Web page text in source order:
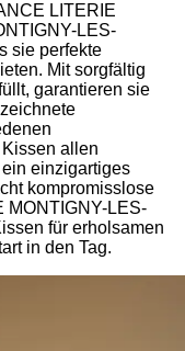
LITERIE
LES-
sie perfekte
Mit sorgfältig
garantieren sie
allen
einzigartiges
kompromisslose
MONTIGNY-LES-
für erholsamen
in den Tag.